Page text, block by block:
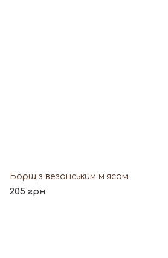
Борщ з веганським мʼясом
205 грн